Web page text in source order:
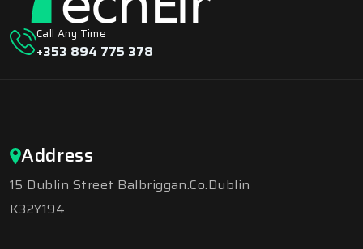
Call Any Time
+353 894 775 378
Address
15 Dublin Street Balbriggan.Co.Dublin
K32Y194